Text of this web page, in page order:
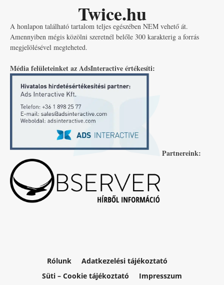
Twice.hu
A honlapon található tartalom teljes egészében NEM vehető át.
Amennyiben mégis közölni szeretnél belőle 300 karakterig a forrás
megjelölésével megteheted.
Média felületeinket az AdsInteractive értékesíti:
Partnereink:
Rólunk
Adatkezelési tájékoztató
Süti – Cookie tájékoztató
Impresszum